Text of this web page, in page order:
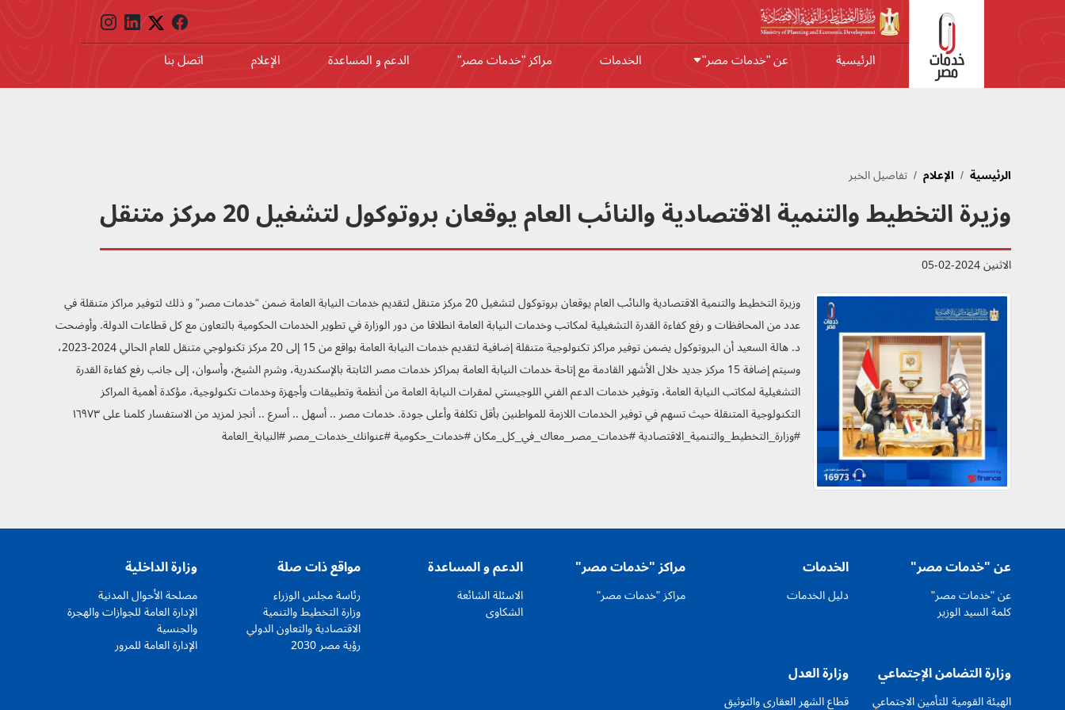
تجاوز إلى المحتوى الرئيسي
الرئيسية عن "خدمات مصر" الخدمات مراكز "خدمات مصر" الدعم و المساعدة الإعلام اتصل بنا
الرئيسية الإعلام تفاصيل الخبر
وزيرة التخطيط والتنمية الاقتصادية والنائب العام يوقعان بروتوكول لتشغيل 20 مركز متنقل
الاثنين 2024-02-05
وزيرة التخطيط والتنمية الاقتصادية والنائب العام يوقعان بروتوكول لتشغيل 20 مركز متنقل لتقديم خدمات النيابة العامة ضمن “خدمات مصر” و ذلك لتوفير مراكز متنقلة في
عدد من المحافظات و رفع كفاءة القدرة التشغيلية لمكاتب وخدمات النيابة العامة انطلاقا من دور الوزارة في تطوير الخدمات الحكومية بالتعاون مع كل قطاعات الدولة. وأوضحت
د. هالة السعيد أن البروتوكول يضمن توفير مراكز تكنولوجية متنقلة إضافية لتقديم خدمات النيابة العامة بواقع من 15 إلى 20 مركز تكنولوجي متنقل للعام الحالي 2024-2023،
وسيتم إضافة 15 مركز جديد خلال الأشهر القادمة مع إتاحة خدمات النيابة العامة بمراكز خدمات مصر الثابتة بالإسكندرية، وشرم الشيخ، وأسوان، إلى جانب رفع كفاءة القدرة
التشغيلية لمكاتب النيابة العامة، وتوفير خدمات الدعم الفني اللوجيستي لمقرات النيابة العامة من أنظمة وتطبيقات وأجهزة وخدمات تكنولوجية، مؤكدة أهمية المراكز
التكنولوجية المتنقلة حيث تسهم في توفير الخدمات اللازمة للمواطنين بأقل تكلفة وأعلى جودة. خدمات مصر .. أسهل .. أسرع .. أنجز لمزيد من الاستفسار كلمنا على ١٦٩٧٣
#وزارة_التخطيط_والتنمية_الاقتصادية #خدمات_مصر_معاك_في_كل_مكان #خدمات_حكومية #عنوانك_خدمات_مصر #النيابة_العامة
عن "خدمات مصر"
عن "خدمات مصر"
كلمة السيد الوزير
الخدمات
دليل الخدمات
مراكز "خدمات مصر"
مراكز "خدمات مصر"
الدعم و المساعدة
الاسئلة الشائعة
الشكاوى
مواقع ذات صلة
رئاسة مجلس الوزراء
وزارة التخطيط والتنمية
الاقتصادية والتعاون الدولي
رؤية مصر 2030
وزارة الداخلية
مصلحة الأحوال المدنية
الإدارة العامة للجوازات والهجرة
والجنسية
الإدارة العامة للمرور
وزارة التضامن الإجتماعي
الهيئة القومية للتأمين الاجتماعي
وزارة العدل
قطاع الشهر العقارى والتوثيق